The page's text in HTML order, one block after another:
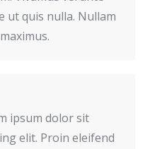
ut quis nulla. Nullam
ipsum dolor sit
elit. Proin eleifend